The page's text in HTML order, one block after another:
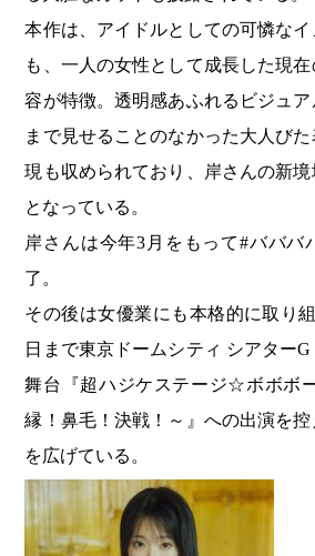
本作は、アイドルとしての可憐な
も、一人の女性として成長した現
容が特徴。透明感あふれるビジュ
まで見せることのなかった大人び
現も収められており、岸さんの新
となっている。
岸さんは今年3月をもって#バババ
了。
その後は女優業にも本格的に取り
日まで東京ドームシティ シアター
舞台『超ハジケステージ☆ボボボ
縁！鼻毛！決戦！～』への出演を
を広げている。